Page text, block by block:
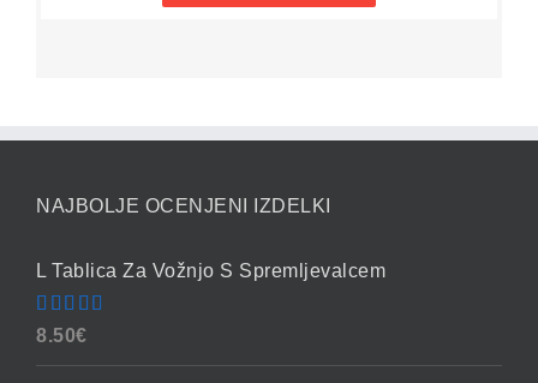
NAJBOLJE OCENJENI IZDELKI
L Tablica Za Vožnjo S Spremljevalcem
Ocenjeno
8.50€